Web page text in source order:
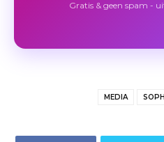
Gratis & geen spam -
MEDIA